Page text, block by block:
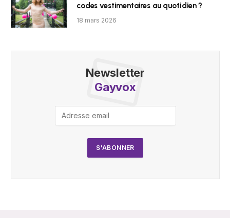
codes vestimentaires au quotidien ?
18 mars 2026
Newsletter
Gayvox